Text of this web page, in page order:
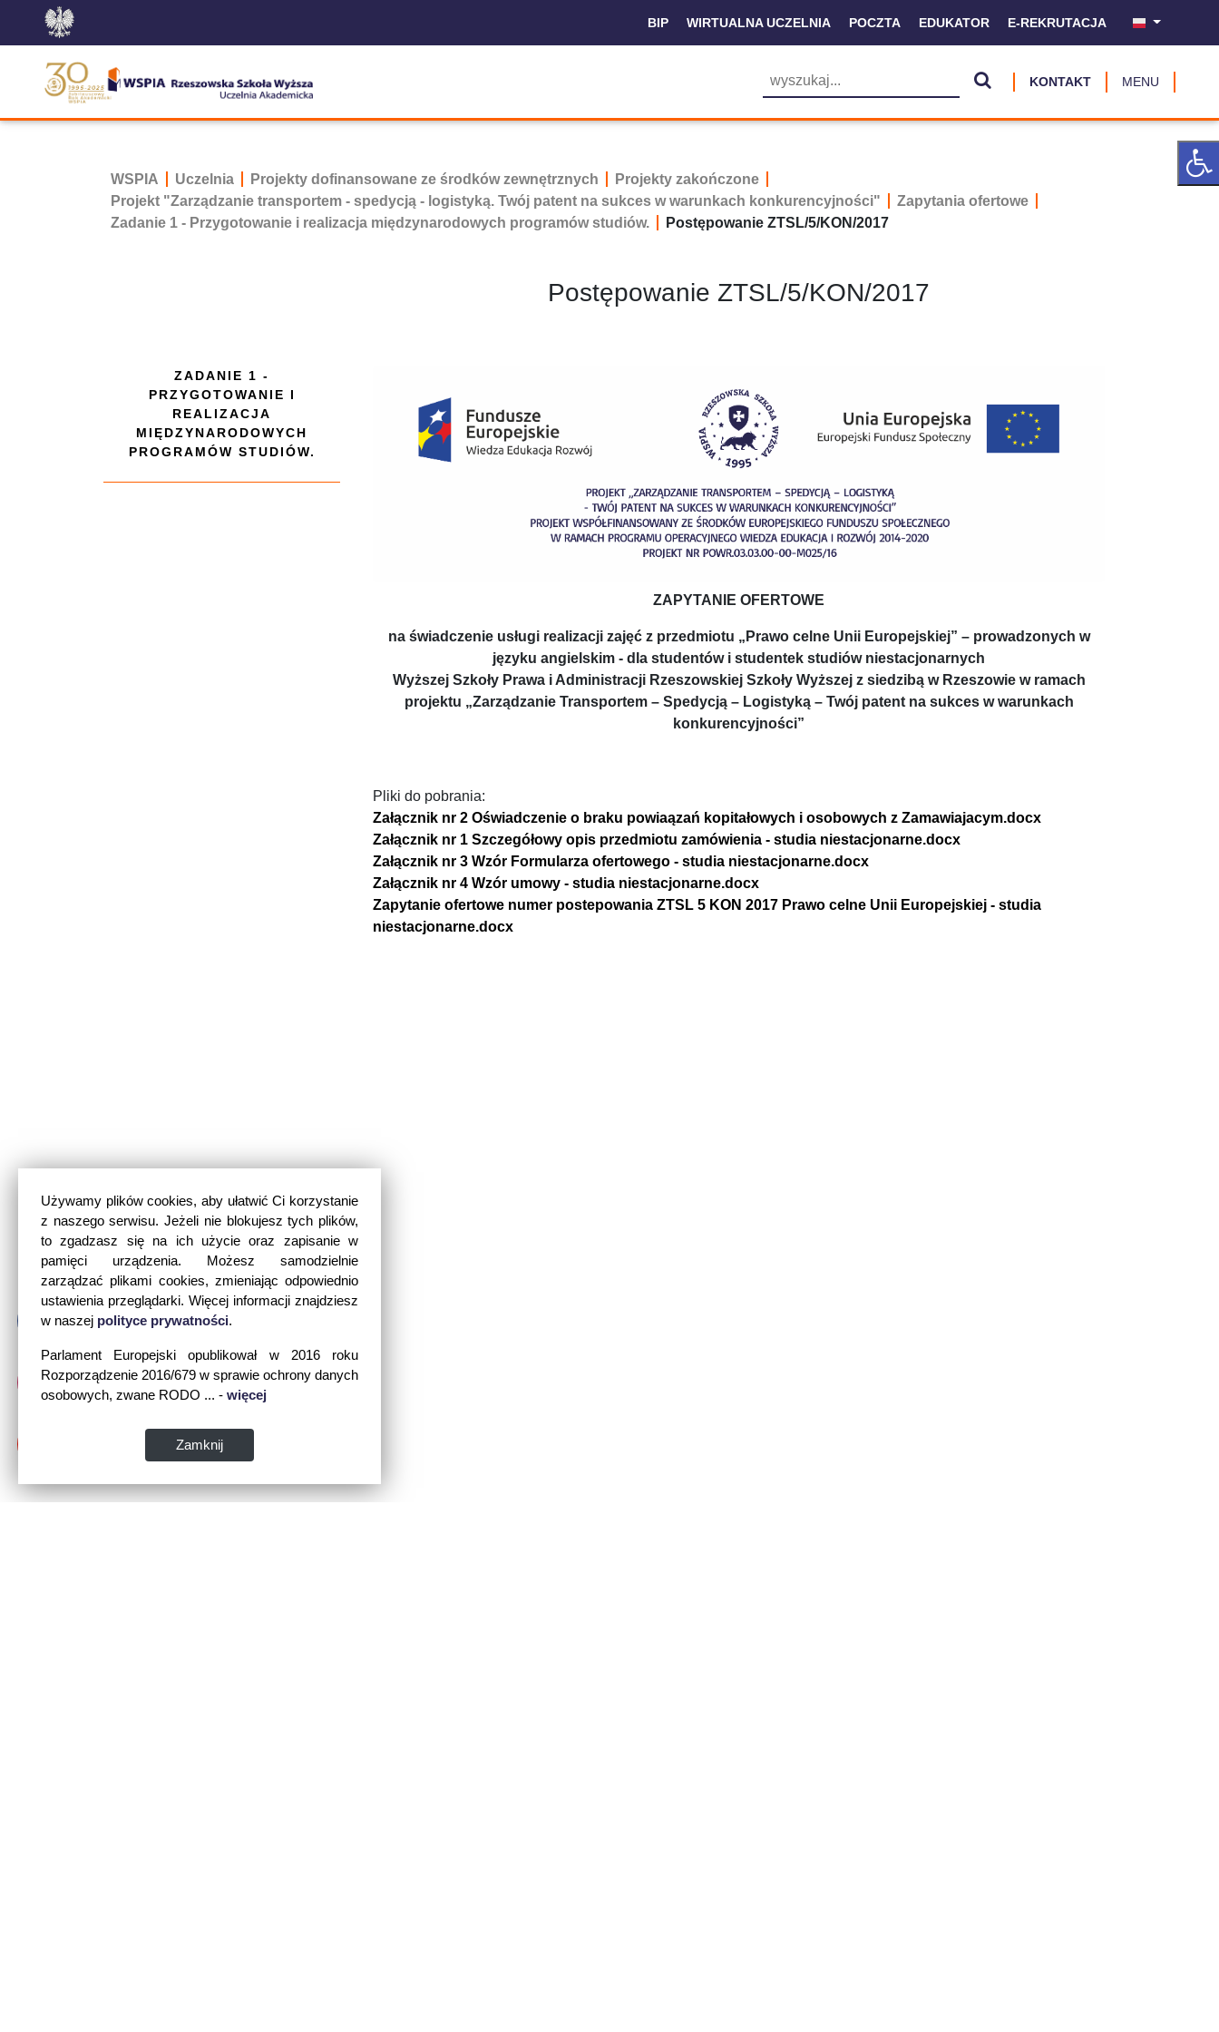
Używamy plików cookies, aby ułatwić Ci korzystanie
z naszego serwisu. Jeżeli nie blokujesz tych plików,
to zgadzasz się na ich użycie oraz zapisanie w
pamięci urządzenia. Możesz samodzielnie
zarządzać plikami cookies, zmieniając odpowiednio
ustawienia przeglądarki. Więcej informacji znajdziesz
w naszej polityce prywatności.
Parlament Europejski opublikował w 2016 roku
Rozporządzenie 2016/679 w sprawie ochrony danych
osobowych, zwane RODO ... - więcej
Zamknij
BIP WIRTUALNA UCZELNIA POCZTA EDUKATOR E-REKRUTACJA
KONTAKT MENU
WSPIA Uczelnia Projekty dofinansowane ze środków zewnętrznych
Projekty zakończone
Projekt "Zarządzanie transportem - spedycją - logistyką. Twój patent na sukces w warunkach konkurencyjności"
Zapytania ofertowe
Zadanie 1 - Przygotowanie i realizacja międzynarodowych programów studiów.
Postępowanie ZTSL/5/KON/2017
ZADANIE 1 -
PRZYGOTOWANIE I
REALIZACJA
MIĘDZYNARODOWYCH
PROGRAMÓW STUDIÓW.
Postępowanie ZTSL/5/KON/2017
ZAPYTANIE OFERTOWE
na świadczenie usługi realizacji zajęć z przedmiotu „Prawo celne Unii Europejskiej” – prowadzonych w
języku angielskim - dla studentów i studentek studiów niestacjonarnych
Wyższej Szkoły Prawa i Administracji Rzeszowskiej Szkoły Wyższej z siedzibą w Rzeszowie w ramach
projektu „Zarządzanie Transportem – Spedycją – Logistyką – Twój patent na sukces w warunkach
konkurencyjności”
Pliki do pobrania:
Załącznik nr 2 Oświadczenie o braku powiaązań kopitałowych i osobowych z Zamawiajacym.docx
Załącznik nr 1 Szczegółowy opis przedmiotu zamówienia - studia niestacjonarne.docx
Załącznik nr 3 Wzór Formularza ofertowego - studia niestacjonarne.docx
Załącznik nr 4 Wzór umowy - studia niestacjonarne.docx
Zapytanie ofertowe numer postepowania ZTSL 5 KON 2017 Prawo celne Unii Europejskiej - studia
niestacjonarne.docx